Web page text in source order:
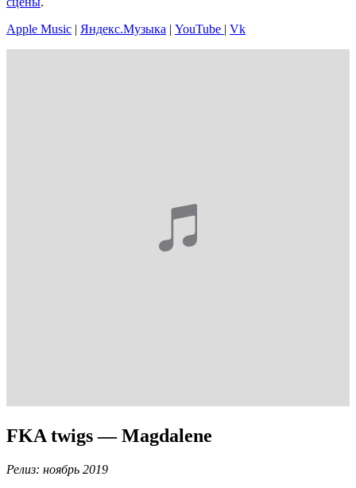
Apple Music | Яндекс.Музыка | YouTube | Vk
FKA twigs — Magdalene
Релиз: ноябрь 2019